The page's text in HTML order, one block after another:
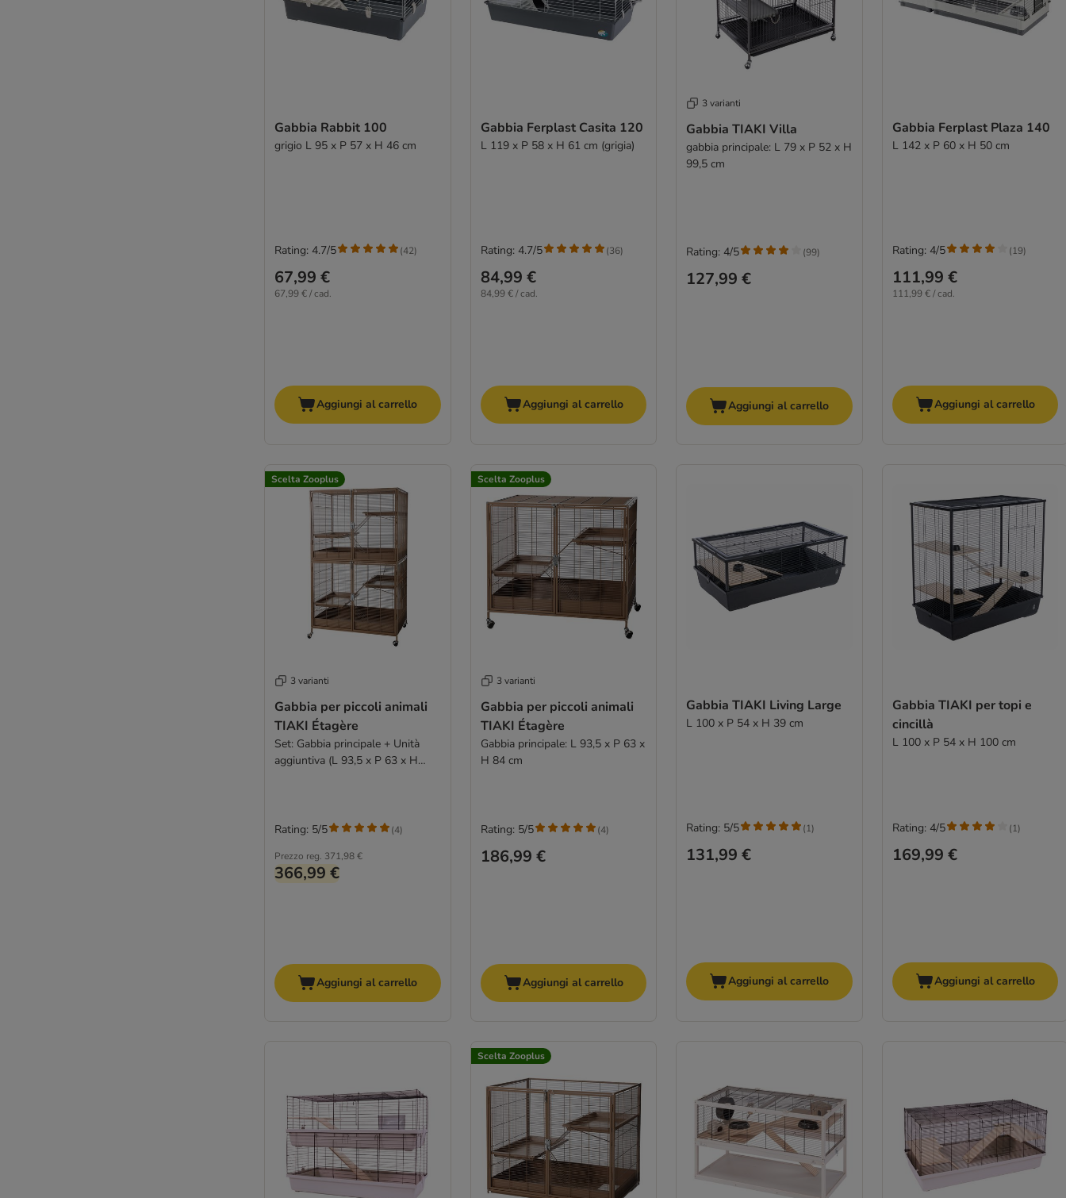
Gabbia Rabbit 100
grigio L 95 x P 57 x H 46 cm
67,99 €
67,99 € / cad.
Rating: 4.7/5 (42)
Aggiungi al carrello
Gabbia Ferplast Casita 120
L 119 x P 58 x H 61 cm (grigia)
84,99 €
84,99 € / cad.
Rating: 4.7/5 (36)
Aggiungi al carrello
3 varianti
Gabbia TIAKI Villa
gabbia principale: L 79 x P 52 x H
99,5 cm
127,99 €
Rating: 4/5 (99)
Aggiungi al carrello
Gabbia Ferplast Plaza 140
L 142 x P 60 x H 50 cm
111,99 €
111,99 € / cad.
Rating: 4/5 (19)
Aggiungi al carrello
Scelta Zooplus
3 varianti
Gabbia per piccoli animali
TIAKI Étagère
Set: Gabbia principale + Unità
aggiuntiva (L 93,5 x P 63 x H
Prezzo reg. 371,98 €
366,99 €
Rating: 5/5 (4)
Aggiungi al carrello
Scelta Zooplus
3 varianti
Gabbia per piccoli animali
TIAKI Étagère
Gabbia principale: L 93,5 x P 63 x
H 84 cm
186,99 €
Rating: 5/5 (4)
Aggiungi al carrello
Gabbia TIAKI Living Large
L 100 x P 54 x H 39 cm
131,99 €
Rating: 5/5 (1)
Aggiungi al carrello
Gabbia TIAKI per topi e
cincillà
L 100 x P 54 x H 100 cm
169,99 €
Rating: 4/5 (1)
Aggiungi al carrello
Scelta Zooplus